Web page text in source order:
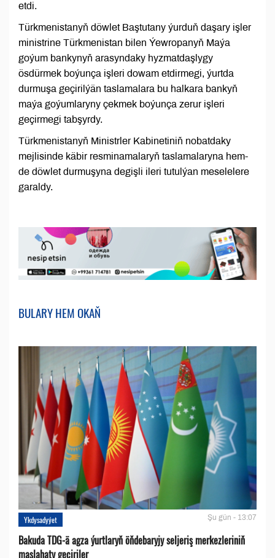
etdi.
Türkmenistanyň döwlet Baştutany ýurduň daşary işler
ministrine Türkmenistan bilen Ýewropanyň Maýa
goýum bankynyň arasyndaky hyzmatdaşlygy
ösdürmek boýunça işleri dowam etdirmegi, ýurtda
durmuşa geçirilýän taslamalara bu halkara bankyň
maýa goýumlaryny çekmek boýunça zerur işleri
geçirmegi tabşyrdy.
Türkmenistanyň Ministrler Kabinetiniň nobatdaky
mejlisinde käbir resminamalaryň taslamalaryna hem-
de döwlet durmuşyna degişli ileri tutulýan meselelere
garaldy.
BULARY HEM OKAŇ
Ykdysadyýet Şu gün - 13:07
Bakuda TDG-ä agza ýurtlaryň öňdebaryjy seljeriş merkezleriniň
maslahaty geçiriler